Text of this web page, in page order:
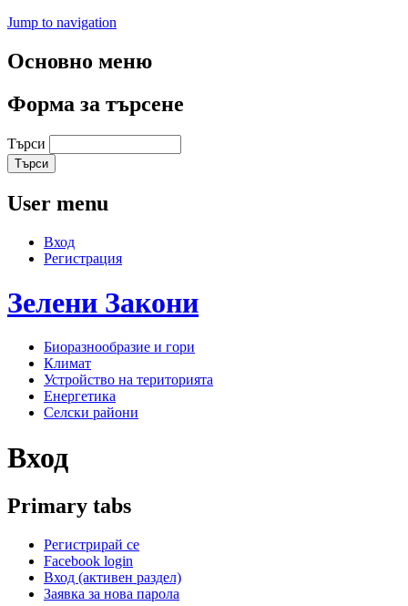
Jump to navigation
Основно меню
Форма за търсене
Търси
User menu
Вход
Регистрация
Зелени Закони
Биоразнообразие и гори
Климат
Устройство на територията
Енергетика
Селски райони
Вход
Primary tabs
Регистрирай се
Facebook login
Вход (активен раздел)
Заявка за нова парола